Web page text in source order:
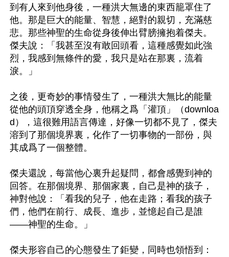
到有人來到他身後，一種洪大無邊的東西籠罩住了
他。那是巨大的能量、智慧，絕對的親切，充滿慈
悲。那些神聖的生命從身後伸出臂膀擁抱着傑夫。
傑夫說：「我甚至沒有敢回頭看，這種感覺如此強
烈，我感到無條件的愛，我只是站在那裏，流着
淚。」
之後，更奇妙的事情發生了，一種洪大無比的能量
從他的頭頂穿透全身，他稱之爲「灌頂」（downloa
d），這很難用語言傳達，好像一切都不見了，傑夫
溶到了那個境界裏，化作了一切事物的一部份，與
其成爲了一個整體。
傑夫還說，每當他心裏升起疑問，都會感覺到神的
回答。在那個境界、那個家裏，自己是神的孩子，
神對他說：「看我的兒子，他在走路；看我的孩子
們，他們在前行、成長、進步，並憶起自己是誰
——神聖的生命。」
傑夫形容自己的心態發生了鉅變，同時也領悟到：